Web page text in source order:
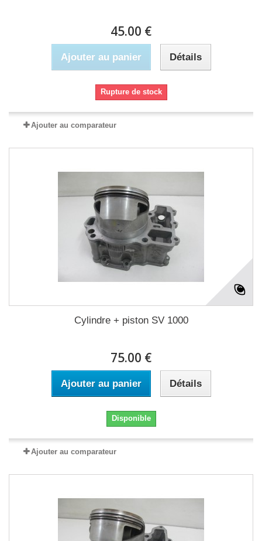
45.00 €
Ajouter au panier Détails
Rupture de stock
Ajouter au comparateur
Cylindre + piston SV 1000
75.00 €
Ajouter au panier Détails
Disponible
Ajouter au comparateur